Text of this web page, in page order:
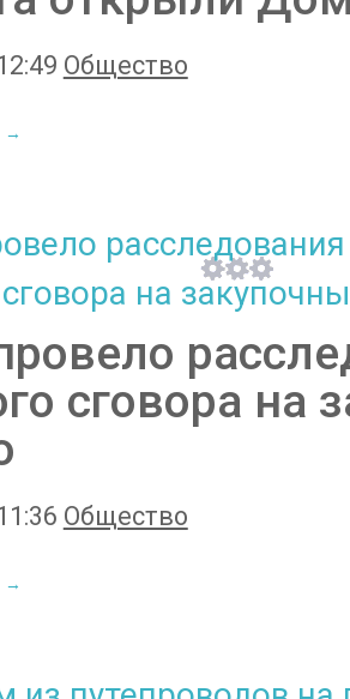
Общество
→
сговора на
Общество
→